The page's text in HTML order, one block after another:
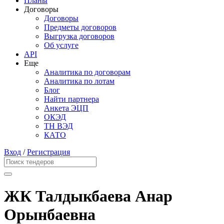
Договоры
Договоры
Предметы договоров
Выгрузка договоров
Об услуге
API
Еще
Аналитика по договорам
Аналитика по лотам
Блог
Найти партнера
Анкета ЭЦП
ОКЭД
ТН ВЭД
КАТО
Вход /Регистрация
ЖК Талдыкбаева Анар
Орынбаевна